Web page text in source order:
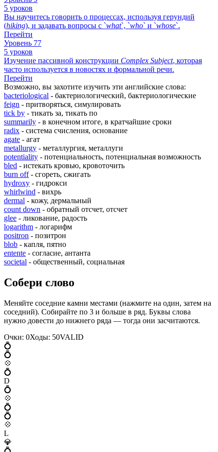
5 уроков
Вы научитесь говорить о процессах, используя герундий
(hiking), и задавать вопросы с `what`, `who` и `whose`.
Перейти
Уровень 77
5 уроков
Изучение пассивной конструкции Complex Subject, которая
часто используется в новостях и формальной речи.
Перейти
Возможно, вы захотите изучить эти английские слова:
bacteriological - бактериологический, бактериологические
feign - притворяться, симулировать
tick by - тикать за, тикать по
summarily - в конечном итоге, в кратчайшие сроки
radix - система счисления, основание
agate - агат
metallurgy - металлургия, металлуги
potentiality - потенциальность, потенциальная возможность
bled - истекать кровью, кровоточить
burn off- сгореть, сжигать
hydroxy - гидрокси
whirlwind - вихрь
dermal - кожу, дермальный
count down - обратный отсчет, отсчет
glee - ликование, радость
logarithm - логарифм
positron - позитрон
blob - капля, пятно
entente - согласие, антанта
societal - общественный, социальная
Собери слово
Меняйте соседние камни местами (нажмите на один, затем на
соседний). Собирайте по 3 и больше в ряд. Буквы слова
нужно довести до нижнего ряда — тогда они засчитаются.
Очки: 0Ходы: 50VALID
💍
💍
💠
💍
D
💍
💠
💍
💍
💠
L
💎